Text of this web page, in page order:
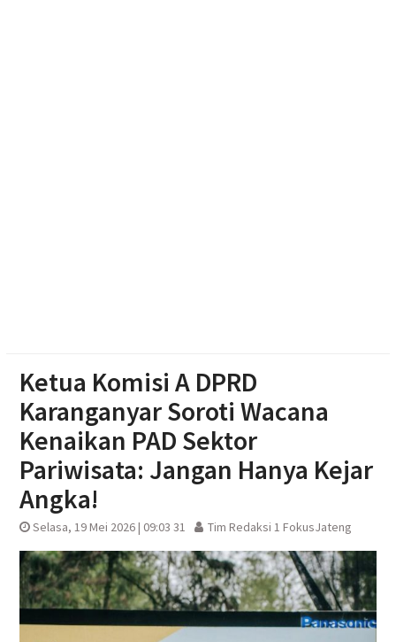
Ketua Komisi A DPRD
Karanganyar Soroti Wacana
Kenaikan PAD Sektor
Pariwisata: Jangan Hanya Kejar
Angka!
Selasa, 19 Mei 2026 | 09:03 31 Tim Redaksi 1 FokusJateng